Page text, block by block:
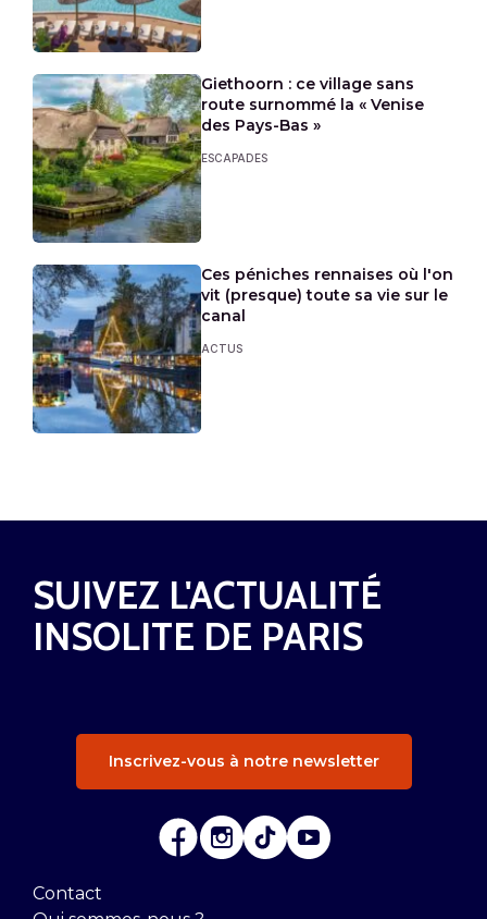
Giethoorn : ce village sans
route surnommé la « Venise
des Pays-Bas »
ESCAPADES
Ces péniches rennaises où l'on
vit (presque) toute sa vie sur le
canal
ACTUS
SUIVEZ L'ACTUALITÉ
INSOLITE DE PARIS
Inscrivez-vous à notre newsletter
Contact